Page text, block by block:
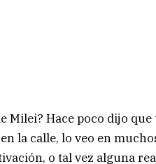
Milei? Hace poco dijo
la calle, lo veo en
o tal vez alguna